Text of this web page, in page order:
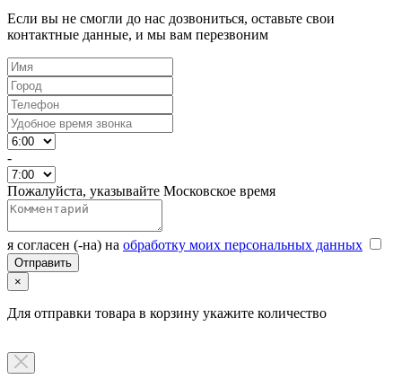
Если вы не смогли до нас дозвониться, оставьте свои
контактные данные, и мы вам перезвоним
-
Пожалуйста, указывайте Московское время
я согласен (-на) на обработку моих персональных данных
×
Для отправки товара в корзину укажите количество